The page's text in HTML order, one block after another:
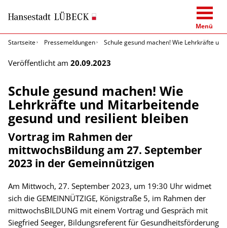
Menü
Startseite
Pressemeldungen Schule gesund machen! Wie Lehrkräfte
Veröffentlicht am 20.09.2023
Schule gesund machen! Wie
Lehrkräfte und Mitarbeitende
gesund und resilient bleiben
Vortrag im Rahmen der
mittwochsBildung am 27. September
2023 in der Gemeinnützigen
Am Mittwoch, 27. September 2023, um 19:30 Uhr widmet
sich die GEMEINNÜTZIGE, Königstraße 5, im Rahmen der
mittwochsBILDUNG mit einem Vortrag und Gespräch mit
Siegfried Seeger, Bildungsreferent für Gesundheitsförderung